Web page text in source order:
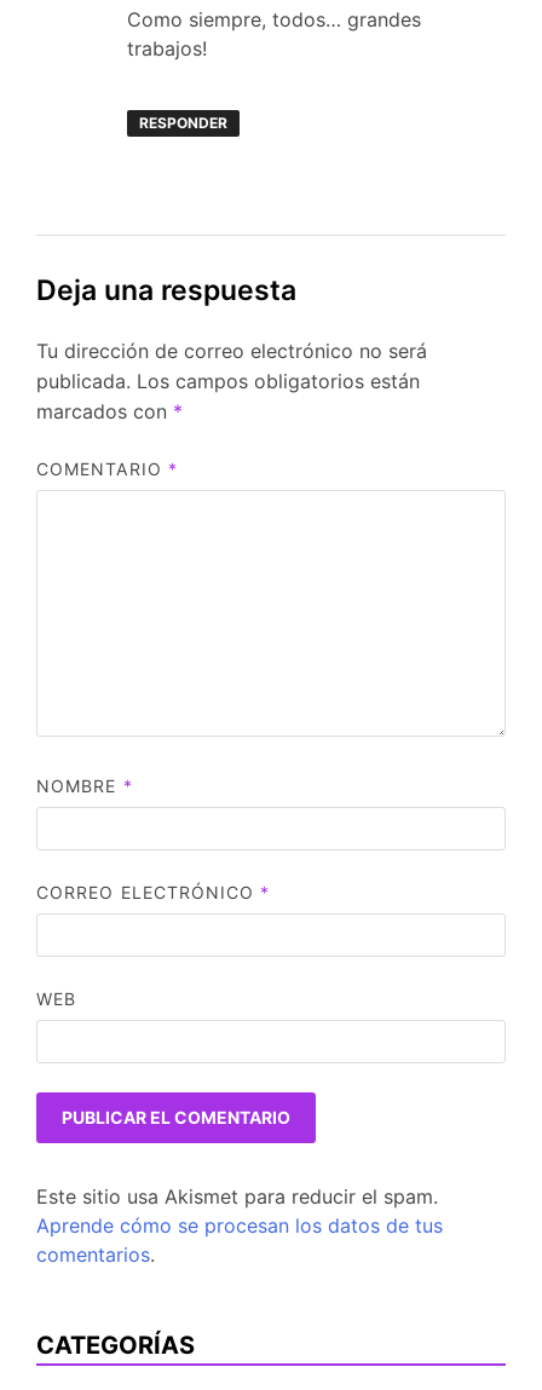
Como siempre, todos… grandes
trabajos!
RESPONDER
Deja una respuesta
Tu dirección de correo electrónico no será
publicada. Los campos obligatorios están
marcados con *
COMENTARIO *
NOMBRE *
CORREO ELECTRÓNICO *
WEB
Este sitio usa Akismet para reducir el spam.
Aprende cómo se procesan los datos de tus
comentarios.
CATEGORÍAS